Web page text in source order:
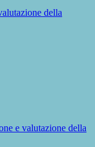
della
e valutazione della